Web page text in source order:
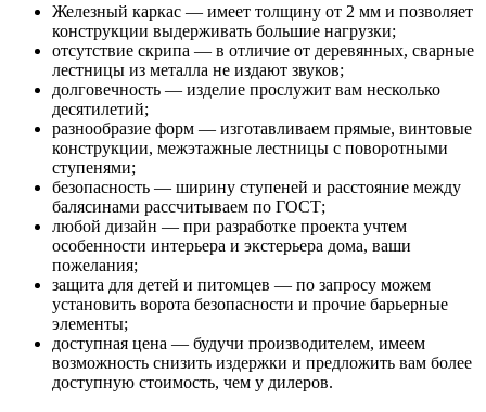
Железный каркас — имеет толщину от 2 мм и позволяет
конструкции выдерживать большие нагрузки;
отсутствие скрипа — в отличие от деревянных, сварные
лестницы из металла не издают звуков;
долговечность — изделие прослужит вам несколько
десятилетий;
разнообразие форм — изготавливаем прямые, винтовые
конструкции, межэтажные лестницы с поворотными
ступенями;
безопасность — ширину ступеней и расстояние между
балясинами рассчитываем по ГОСТ;
любой дизайн — при разработке проекта учтем
особенности интерьера и экстерьера дома, ваши
пожелания;
защита для детей и питомцев — по запросу можем
установить ворота безопасности и прочие барьерные
элементы;
доступная цена — будучи производителем, имеем
возможность снизить издержки и предложить вам более
доступную стоимость, чем у дилеров.